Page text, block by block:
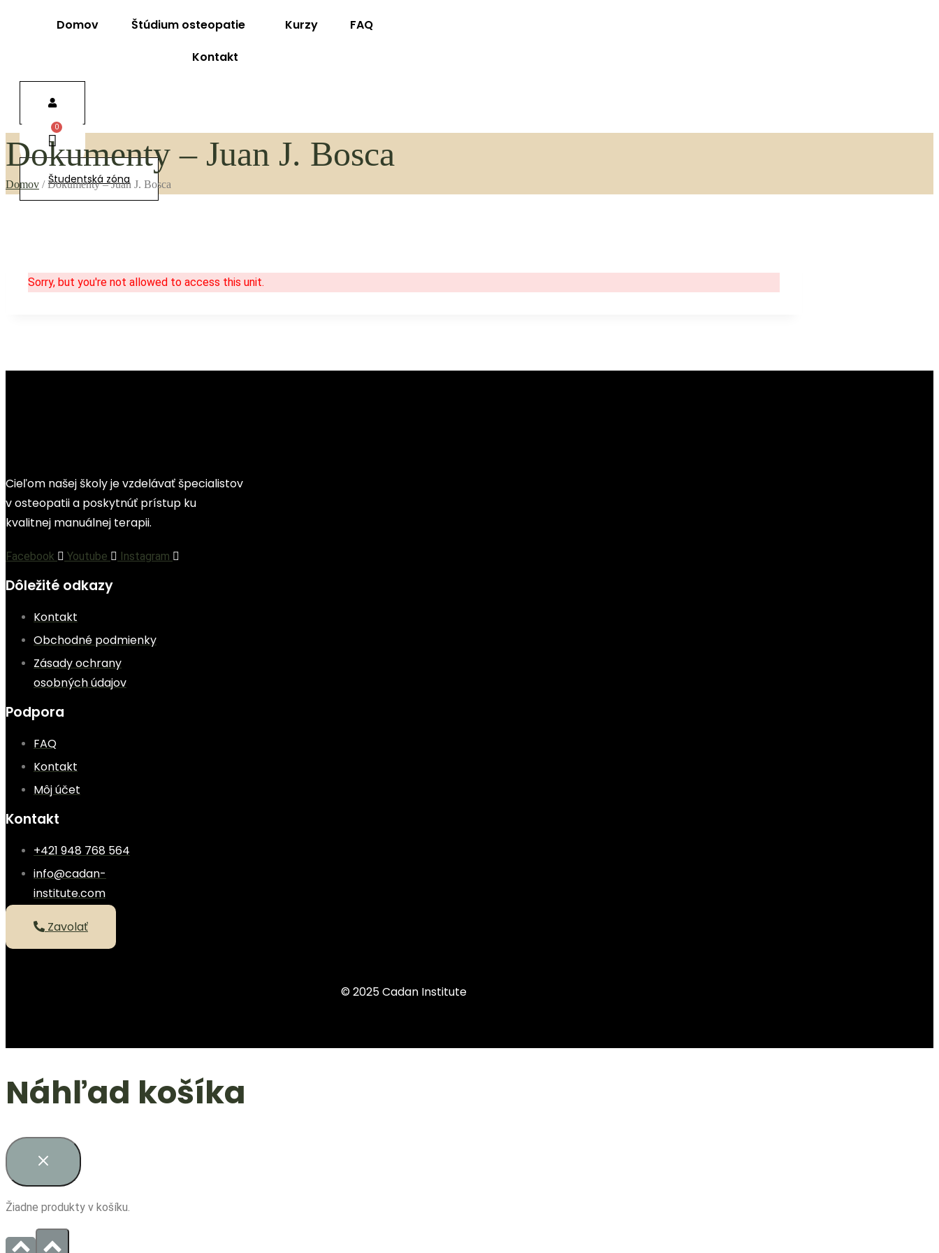
Domov Štúdium osteopatie Kurzy
FAQ
Kontakt
Študentská zóna
Dokumenty – Juan J. Bosca
Domov / Dokumenty – Juan J. Bosca
Sorry, but you're not allowed to access this unit.
Cieľom našej školy je vzdelávať špecialistov
v osteopatii a poskytnúť prístup ku
kvalitnej manuálnej terapii.
Facebook Youtube Instagram
Dôležité odkazy
Kontakt
Obchodné podmienky
Zásady ochrany
osobných údajov
Podpora
FAQ
Kontakt
Môj účet
Kontakt
+421 948 768 564
info@cadan-
institute.com
Zavolať
© 2025 Cadan Institute
Náhľad košíka
Žiadne produkty v košíku.